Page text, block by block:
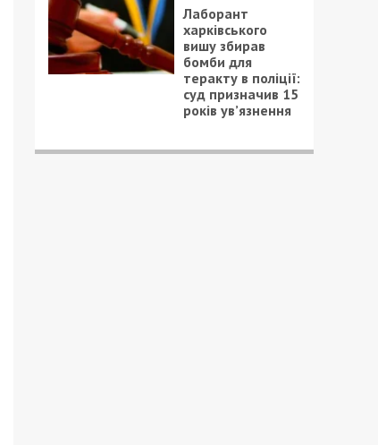
Лаборант
харківського
вишу збирав
бомби для
теракту в поліції:
суд призначив 15
років ув’язнення